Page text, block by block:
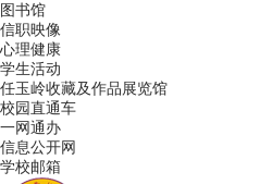
图书馆
信职映像
心理健康
学生活动
任玉岭收藏及作品展览馆
校园直通车
一网通办
信息公开网
学校邮箱